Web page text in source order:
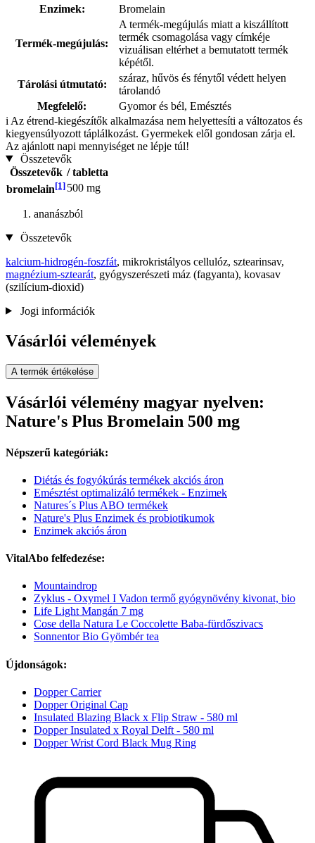
Enzimek:
Bromelain
Termék-megújulás:
A termék-megújulás miatt a kiszállított
termék csomagolása vagy címkéje
vizuálisan eltérhet a bemutatott termék
képétől.
Tárolási útmutató:
száraz, hűvös és fénytől védett helyen
tárolandó
Megfelelő:
Gyomor és bél, Emésztés
i Az étrend-kiegészítők alkalmazása nem helyettesíti a változatos és
kiegyensúlyozott táplálkozást. Gyermekek elől gondosan zárja el.
Az ajánlott napi mennyiséget ne lépje túl!
Összetevők
Összetevők / tabletta
bromelain[1] 500 mg
ananászból
Összetevők
kalcium-hidrogén-foszfát, mikrokristályos cellulóz, sztearinsav,
magnézium-sztearát, gyógyszerészeti máz (fagyanta), kovasav
(szilícium-dioxid)
Jogi információk
Vásárlói vélemények
A termék értékelése
Vásárlói vélemény magyar nyelven:
Nature's Plus Bromelain 500 mg
Népszerű kategóriák:
Diétás és fogyókúrás termékek akciós áron
Emésztést optimalizáló termékek - Enzimek
Natures´s Plus ABO termékek
Nature's Plus Enzimek és probiotikumok
Enzimek akciós áron
VitalAbo felfedezése:
Mountaindrop
Zyklus - Oxymel I Vadon termő gyógynövény kivonat, bio
Life Light Mangán 7 mg
Cose della Natura Le Coccolette Baba-fürdőszivacs
Sonnentor Bio Gyömbér tea
Újdonságok:
Dopper Carrier
Dopper Original Cap
Insulated Blazing Black x Flip Straw - 580 ml
Dopper Insulated x Royal Delft - 580 ml
Dopper Wrist Cord Black Mug Ring